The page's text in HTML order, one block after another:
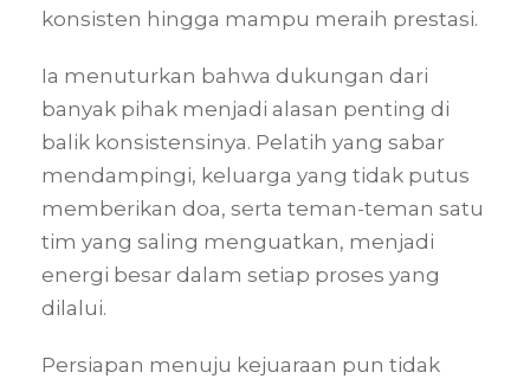
konsisten hingga mampu meraih prestasi.
Ia menuturkan bahwa dukungan dari
banyak pihak menjadi alasan penting di
balik konsistensinya. Pelatih yang sabar
mendampingi, keluarga yang tidak putus
memberikan doa, serta teman-teman satu
tim yang saling menguatkan, menjadi
energi besar dalam setiap proses yang
dilalui.
Persiapan menuju kejuaraan pun tidak